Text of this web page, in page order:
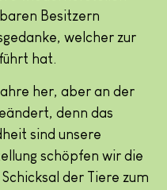
Besitzern
welcher zur
hat.
her, aber an der
denn das
sind unsere
schöpfen wir die
der Tiere zum